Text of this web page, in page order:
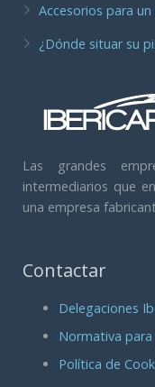
Accesorios para
¿Dónde situar su
Las grandes
intermediarios que
una empresa
Contactar
Delegaciones
Normativa para
Política de